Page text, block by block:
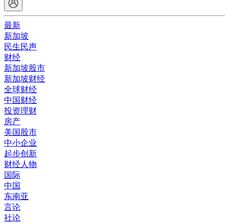
最新
新加坡
民生民声
财经
新加坡股市
新加坡财经
全球财经
中国财经
投资理财
房产
美国股市
中小企业
起步创新
财经人物
国际
中国
东南亚
言论
社论